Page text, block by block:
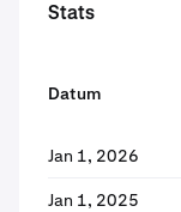
Stats
Datum
Jan 1, 2026
Jan 1, 2025